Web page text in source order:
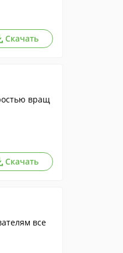
Скачать
вращ
Скачать
все